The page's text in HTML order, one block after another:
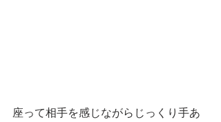
座って相手を感じながらじっくり手あ